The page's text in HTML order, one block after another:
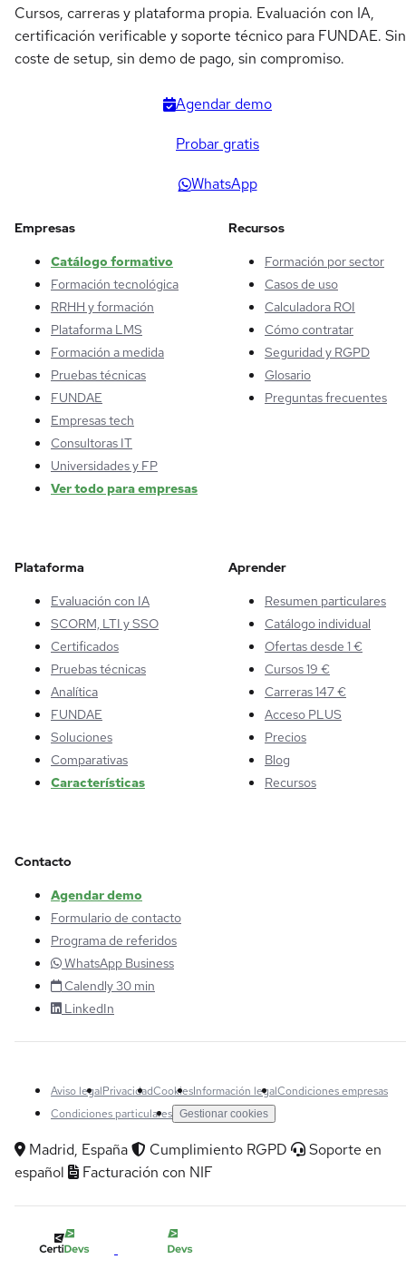
Cursos, carreras y plataforma propia. Evaluación con IA,
certificación verificable y soporte técnico para FUNDAE. Sin
coste de setup, sin demo de pago, sin compromiso.
Agendar demo
Probar gratis
WhatsApp
Empresas
Catálogo formativo
Formación tecnológica
RRHH y formación
Plataforma LMS
Formación a medida
Pruebas técnicas
FUNDAE
Empresas tech
Consultoras IT
Universidades y FP
Ver todo para empresas
Recursos
Formación por sector
Casos de uso
Calculadora ROI
Cómo contratar
Seguridad y RGPD
Glosario
Preguntas frecuentes
Plataforma
Evaluación con IA
SCORM, LTI y SSO
Certificados
Pruebas técnicas
Analítica
FUNDAE
Soluciones
Comparativas
Características
Aprender
Resumen particulares
Catálogo individual
Ofertas desde 1 €
Cursos 19 €
Carreras 147 €
Acceso PLUS
Precios
Blog
Recursos
Contacto
Agendar demo
Formulario de contacto
Programa de referidos
WhatsApp Business
Calendly 30 min
LinkedIn
Aviso legalPrivacidadCookiesInformación legalCondiciones empresas
Condiciones particulares Gestionar cookies
Madrid, España Cumplimiento RGPD
Soporte en
español
Facturación con NIF